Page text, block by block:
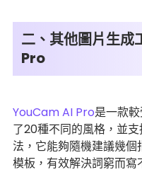
二、其他圖片生
Pro
YouCam AI Pro是一款
了20種不同的風格，並
法，它能夠隨機建議幾
模板，有效解決詞窮而寫